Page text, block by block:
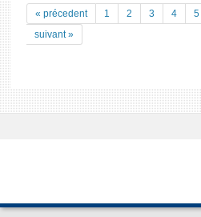
« précedent 1 2 3 4 5
suivant »